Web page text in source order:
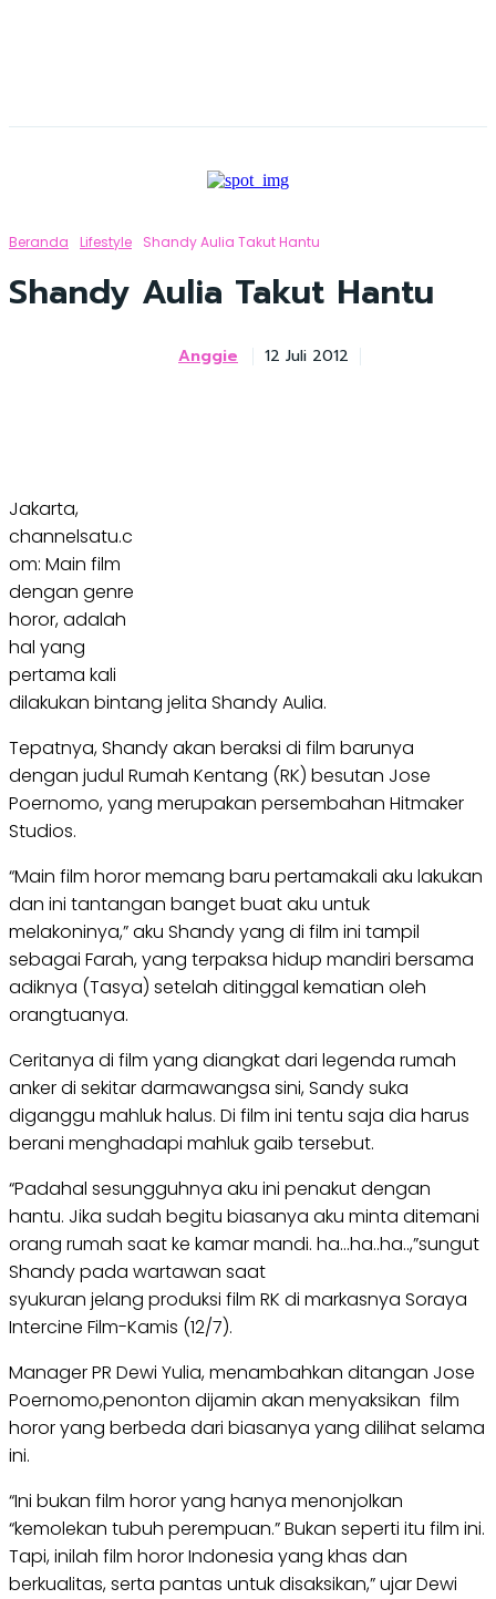
Beranda Lifestyle Shandy Aulia Takut Hantu
Shandy Aulia Takut Hantu
Anggie 12 Juli 2012
Jakarta,
channelsatu.c
om: Main film
dengan genre
horor, adalah
hal yang
pertama kali
dilakukan bintang jelita Shandy Aulia.
Tepatnya, Shandy akan beraksi di film barunya
dengan judul Rumah Kentang (RK) besutan Jose
Poernomo, yang merupakan persembahan Hitmaker
Studios.
“Main film horor memang baru pertamakali aku lakukan
dan ini tantangan banget buat aku untuk
melakoninya,” aku Shandy yang di film ini tampil
sebagai Farah, yang terpaksa hidup mandiri bersama
adiknya (Tasya) setelah ditinggal kematian oleh
orangtuanya.
Ceritanya di film yang diangkat dari legenda rumah
anker di sekitar darmawangsa sini, Sandy suka
diganggu mahluk halus. Di film ini tentu saja dia harus
berani menghadapi mahluk gaib tersebut.
“Padahal sesungguhnya aku ini penakut dengan
hantu. Jika sudah begitu biasanya aku minta ditemani
orang rumah saat ke kamar mandi. ha…ha..ha..,”sungut
Shandy pada wartawan saat
syukuran jelang produksi film RK di markasnya Soraya
Intercine Film-Kamis (12/7).
Manager PR Dewi Yulia, menambahkan ditangan Jose
Poernomo,penonton dijamin akan menyaksikan film
horor yang berbeda dari biasanya yang dilihat selama
ini.
“Ini bukan film horor yang hanya menonjolkan
“kemolekan tubuh perempuan.” Bukan seperti itu film ini.
Tapi, inilah film horor Indonesia yang khas dan
berkualitas, serta pantas untuk disaksikan,” ujar Dewi